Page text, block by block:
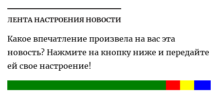
ЛЕНТА НАСТРОЕНИЯ НОВОСТИ
Какое впечатление произвела на вас эта
новость? Нажмите на кнопку ниже и передайте
ей свое настроение!